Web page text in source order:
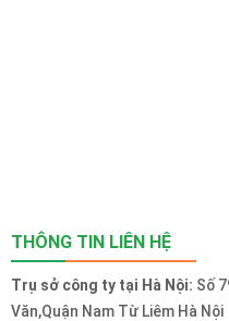
THÔNG TIN LIÊN HỆ
Trụ sở công ty tại Hà Nội: Số
Văn,Quận Nam Từ Liêm Hà Nội